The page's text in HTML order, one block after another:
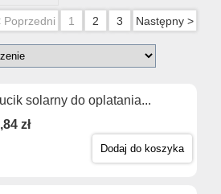
Poprzedni 1 2 3 Następny >
solarny do oplatania...
zł
Dodaj do koszyka